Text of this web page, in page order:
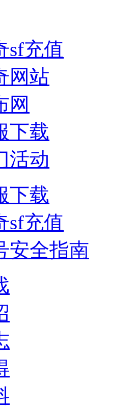
sf充值
网站
网
下载
活动
下载
sf充值
安全指南